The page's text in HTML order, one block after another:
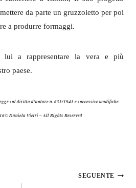
da parte un gruzzoletto per poi
a produrre formaggi.
lui a rappresentare la vera e più
paese.
sul diritto d’autore n. 633/1941 e successive modifiche.
Daniela Vietri – All Rights Reserved
SEGUENTE